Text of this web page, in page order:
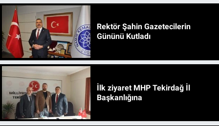
Rektör Şahin Gazetecilerin
Gününü Kutladı
İlk ziyaret MHP Tekirdağ İl
Başkanlığına